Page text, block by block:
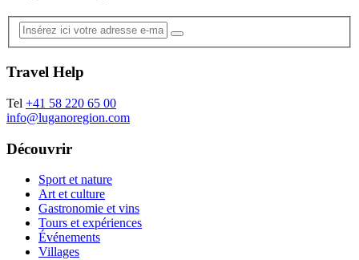
Travel Help
Tel +41 58 220 65 00
info@luganoregion.com
Découvrir
Sport et nature
Art et culture
Gastronomie et vins
Tours et expériences
Événements
Villages